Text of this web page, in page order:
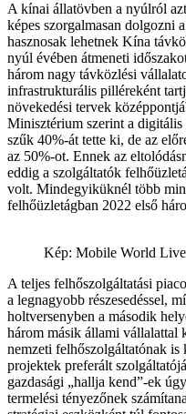
A kínai állatövben a nyúlról
képes szorgalmasan dolgozni
hasznosak lehetnek Kína
nyúl évében átmeneti
három nagy távközlési
infrastrukturális pilléreként
növekedési tervek
Minisztérium szerint a
szűk 40%-át tette ki, de az
az 50%-ot. Ennek az
eddig a szolgáltatók
volt. Mindegyiküknél több
felhőüzletágban 2022 első
Kép: Mobile World Live
A teljes felhőszolgáltatási
a legnagyobb részesedéssel,
holtversenyben a második
három másik állami vállalattal
nemzeti felhőszolgáltatónak
projektek preferált
gazdasági „hallja kend”-ek
termelési tényezőnek